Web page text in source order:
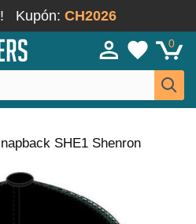
Kupón: CH2026
0
SHE1 Shenron